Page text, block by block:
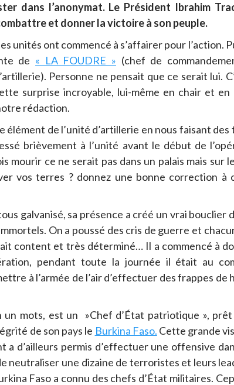
dans l’anonymat. Le Président Ibrahim
et donner la victoire à son peuple.
unités ont commencé à s’affairer pour l’action.
de « LA FOUDRE » (chef de
Personne ne pensait que ce serait lui.
surprise incroyable, lui-même en chair et
rédaction.
élément de l’unité d’artillerie en nous faisant des
brièvement à l’unité avant le début de
mourir ce ne serait pas dans un palais mais sur
vos terres ? donnez une bonne correction à
galvanisé, sa présence a créé un vrai bouclier
On a poussé des cris de guerre et
content et très déterminé… Il a commencé à
pendant toute la journée il était au
à l’armée de l’air d’effectuer des frappes de
un mots, est un »Chef d’État patriotique »,
de son pays le Burkina Faso. Cette grande
a d’ailleurs permis d’effectuer une offensive
neutraliser une dizaine de terroristes et leurs
Faso a connu des chefs d’État militaires.